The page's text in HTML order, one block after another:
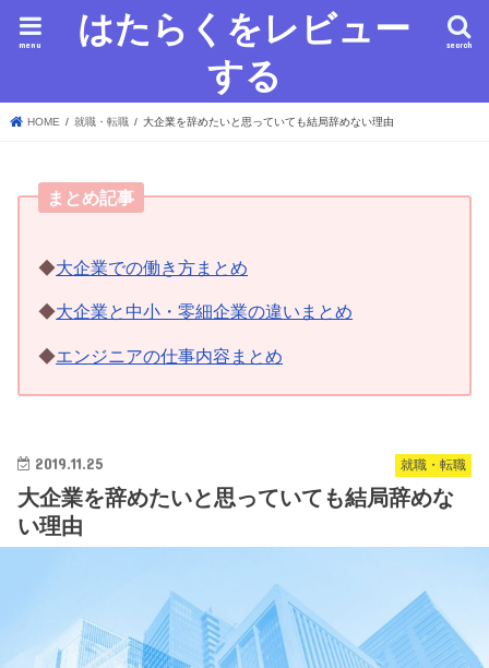
はたらくをレビュー
する
search
menu
HOME 就職・転職 大企業を辞めたいと思っていても結局辞めない理由
まとめ記事
◆大企業での働き方まとめ
◆大企業と中小・零細企業の違いまとめ
◆エンジニアの仕事内容まとめ
就職・転職
2019.11.25
大企業を辞めたいと思っていても結局辞めな
い理由